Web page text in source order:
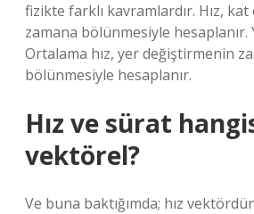
fizikte farklı kavramlardır. Hız,
zamana bölünmesiyle
Ortalama hız, yer değiştirmenin
bölünmesiyle hesaplanır.
Hız ve sürat
vektörel?
Ve buna baktığımda; hız